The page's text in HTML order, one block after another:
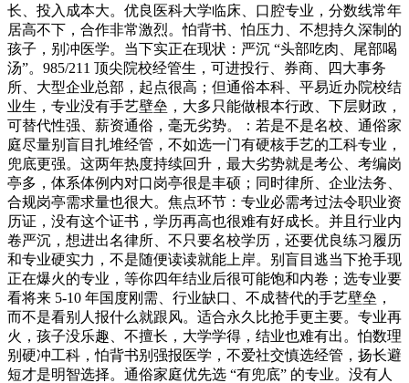
长、投入成本大。优良医科大学临床、口腔专业，分数线常年
居高不下，合作非常激烈。怕背书、怕压力、不想持久深制的
孩子，别冲医学。当下实正在现状：严沉 “头部吃肉、尾部喝
汤”。985/211 顶尖院校经管生，可进投行、券商、四大事务
所、大型企业总部，起点很高；但通俗本科、平易近办院校结
业生，专业没有手艺壁垒，大多只能做根本行政、下层财政，
可替代性强、薪资通俗，毫无劣势。：若是不是名校、通俗家
庭尽量别盲目扎堆经管，不如选一门有硬核手艺的工科专业，
兜底更强。这两年热度持续回升，最大劣势就是考公、考编岗
亭多，体系体例内对口岗亭很是丰硕；同时律所、企业法务、
合规岗亭需求量也很大。焦点环节：专业必需考过法令职业资
历证，没有这个证书，学历再高也很难有好成长。并且行业内
卷严沉，想进出名律所、不只要名校学历，还要优良练习履历
和专业硬实力，不是随便读读就能上岸。别盲目逃当下抢手现
正在爆火的专业，等你四年结业后很可能饱和内卷；选专业要
看将来 5-10 年国度刚需、行业缺口、不成替代的手艺壁垒，
而不是看别人报什么就跟风。适合永久比抢手更主要。专业再
火，孩子没乐趣、不擅长，大学学得，结业也难有出。怕数理
别硬冲工科，怕背书别强报医学，不爱社交慎选经管，扬长避
短才是明智选择。通俗家庭优先选 “有兜底” 的专业。没有人